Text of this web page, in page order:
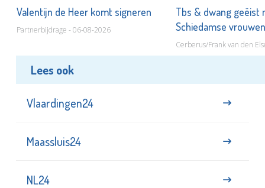
Valentijn de Heer komt signeren
Partnerbijdrage - 06-08-2026
Tbs & dwang geëist
Schiedamse
Cerberus/Frank van den
Lees ook
Vlaardingen24
Maassluis24
NL24